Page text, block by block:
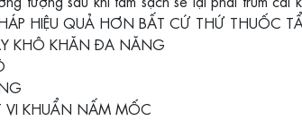
HIỆU QUẢ HƠN BẤT CỨ THỨ THUỐC
KHÔ KHĂN ĐA NĂNG
VI KHUẨN NẤM MỐC